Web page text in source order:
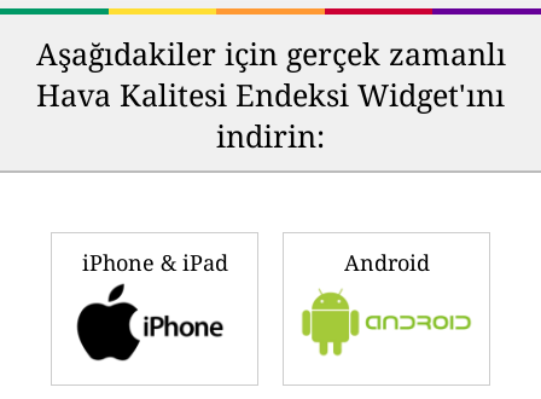
Aşağıdakiler için gerçek zamanlı
Hava Kalitesi Endeksi Widget'ını
indirin:
iPhone & iPad Android